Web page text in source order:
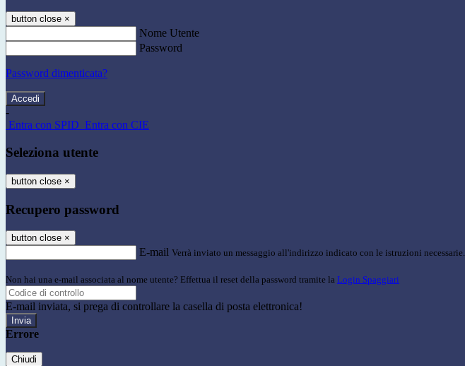
button close ×
Nome Utente
Password
Password dimenticata?
-
Entra con SPID Entra con CIE
Seleziona utente
button close ×
Recupero password
button close ×
E-mail Verrà inviato un messaggio all'indirizzo indicato con le istruzioni necessarie.
Non hai una e-mail associata al nome utente? Effettua il reset della password tramite la Login Spaggiari
E-mail inviata, si prega di controllare la casella di posta elettronica!
Errore
Chiudi